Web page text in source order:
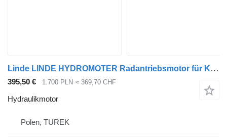
Linde LINDE HYDROMOTER Radantriebsmotor für Kehrmaschine/Wagen H2X2921 01 Hydraulikmotor für Kehrmaschine
395,50 € 1.700 PLN ≈ 369,70 CHF
Hydraulikmotor
Polen, TUREK